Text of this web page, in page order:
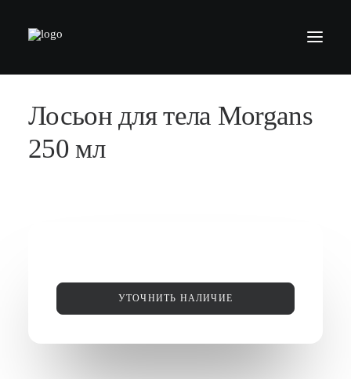
БАРБЕРШОПЫ
УСЛУГИ
АКАДЕМИЯ БАРБЕРОВ
МОДЕЛЯМ
ФРАНШИЗА
Лосьон для тела Morgans
250 мл
УТОЧНИТЬ НАЛИЧИЕ